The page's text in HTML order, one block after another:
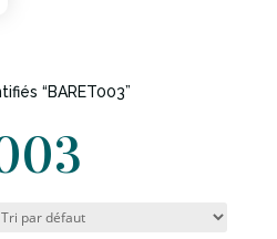
“BARET003”